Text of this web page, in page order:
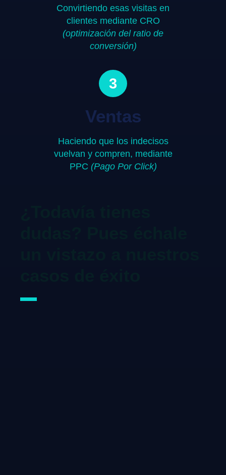
Convirtiendo esas visitas en
clientes mediante CRO
(optimización del ratio de
conversión)
3
Ventas
Haciendo que los indecisos
vuelvan y compren, mediante
PPC (Pago Por Click)